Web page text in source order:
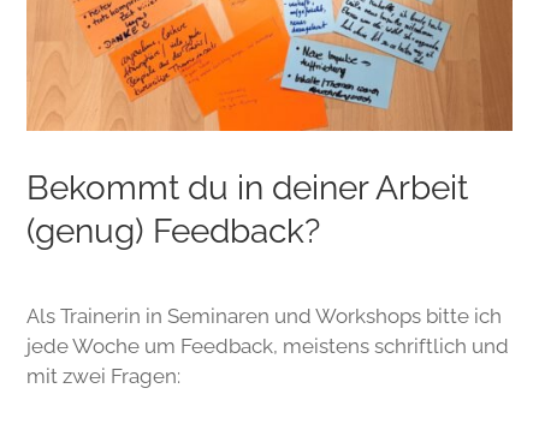
Bekommt du in deiner Arbeit
(genug) Feedback?
Als Trainerin in Seminaren und Workshops bitte ich
jede Woche um Feedback, meistens schriftlich und
mit zwei Fragen: